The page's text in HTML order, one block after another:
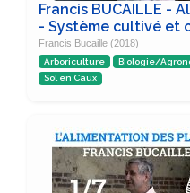
Francis BUCAILLE -
- Système cultivé et
Francis Bucaille (2018)
Arboriculture Biologie/
Sol en Caux